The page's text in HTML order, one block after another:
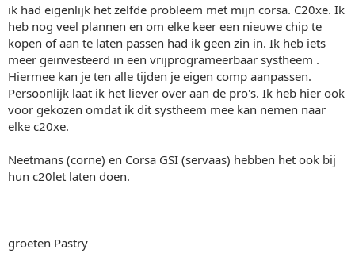
ik had eigenlijk het zelfde probleem met mijn corsa. C20xe. Ik
heb nog veel plannen en om elke keer een nieuwe chip te
kopen of aan te laten passen had ik geen zin in. Ik heb iets
meer geinvesteerd in een vrijprogrameerbaar systheem .
Hiermee kan je ten alle tijden je eigen comp aanpassen.
Persoonlijk laat ik het liever over aan de pro's. Ik heb hier ook
voor gekozen omdat ik dit systheem mee kan nemen naar
elke c20xe.
Neetmans (corne) en Corsa GSI (servaas) hebben het ook bij
hun c20let laten doen.
groeten Pastry